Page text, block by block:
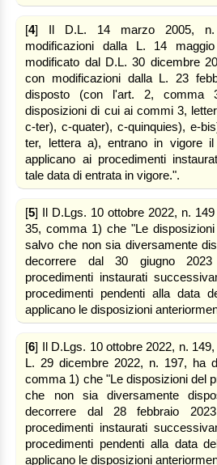
[4] Il D.L. 14 marzo 2005, n.
modificazioni dalla L. 14
modificato dal D.L. 30 dicembre
con modificazioni dalla L. 23
disposto (con l'art. 2, comma
disposizioni di cui ai commi 3,
c-ter), c-quater), c-quinquies), e-
ter, lettera a), entrano in vigore
applicano ai procedimenti
tale data di entrata in vigore.".
[5] Il D.Lgs. 10 ottobre 2022, n.
35, comma 1) che "Le
salvo che non sia diversamente
decorrere dal 30 giugno
procedimenti instaurati
procedimenti pendenti alla data
applicano le disposizioni
[6] Il D.Lgs. 10 ottobre 2022, n.
L. 29 dicembre 2022, n. 197, ha
comma 1) che "Le disposizioni del
che non sia diversamente
decorrere dal 28 febbraio
procedimenti instaurati
procedimenti pendenti alla data
applicano le disposizioni